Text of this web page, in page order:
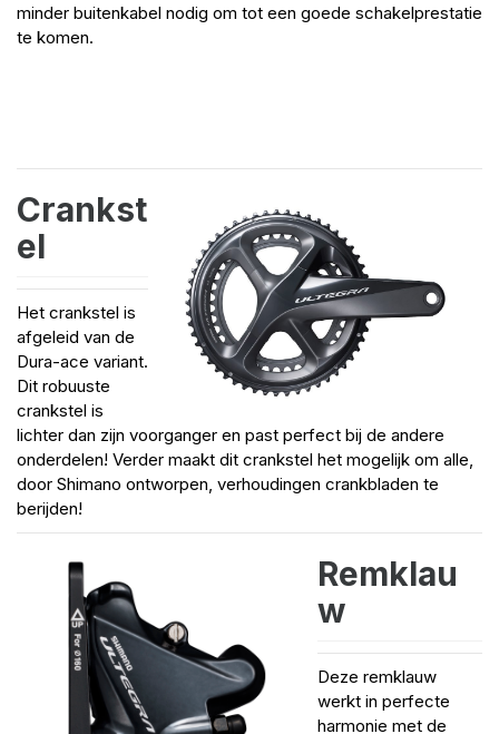
minder buitenkabel nodig om tot een goede schakelprestatie
te komen.
Crankst
el
Het crankstel is
afgeleid van de
Dura-ace variant.
Dit robuuste
crankstel is
lichter dan zijn voorganger en past perfect bij de andere
onderdelen! Verder maakt dit crankstel het mogelijk om alle,
door Shimano ontworpen, verhoudingen crankbladen te
berijden!
Remklau
w
Deze remklauw
werkt in perfecte
harmonie met de